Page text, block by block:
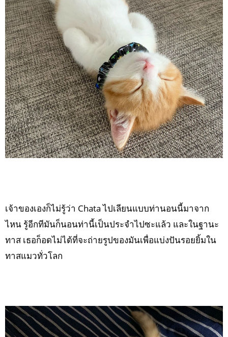
เจ้าของเองก็ไม่รู้ว่า Chata ไปเลียนแบบท่านอนนี้มาจาก
ไหน รู้อีกทีมันก็นอนท่านี้เป็นประจำไปซะแล้ว และในฐานะ
ทาส เธอก็อดไม่ได้ที่จะถ่ายรูปของมันเพื่อแบ่งปันรอยยิ้มใน
ทาสแมวทั่วโลก